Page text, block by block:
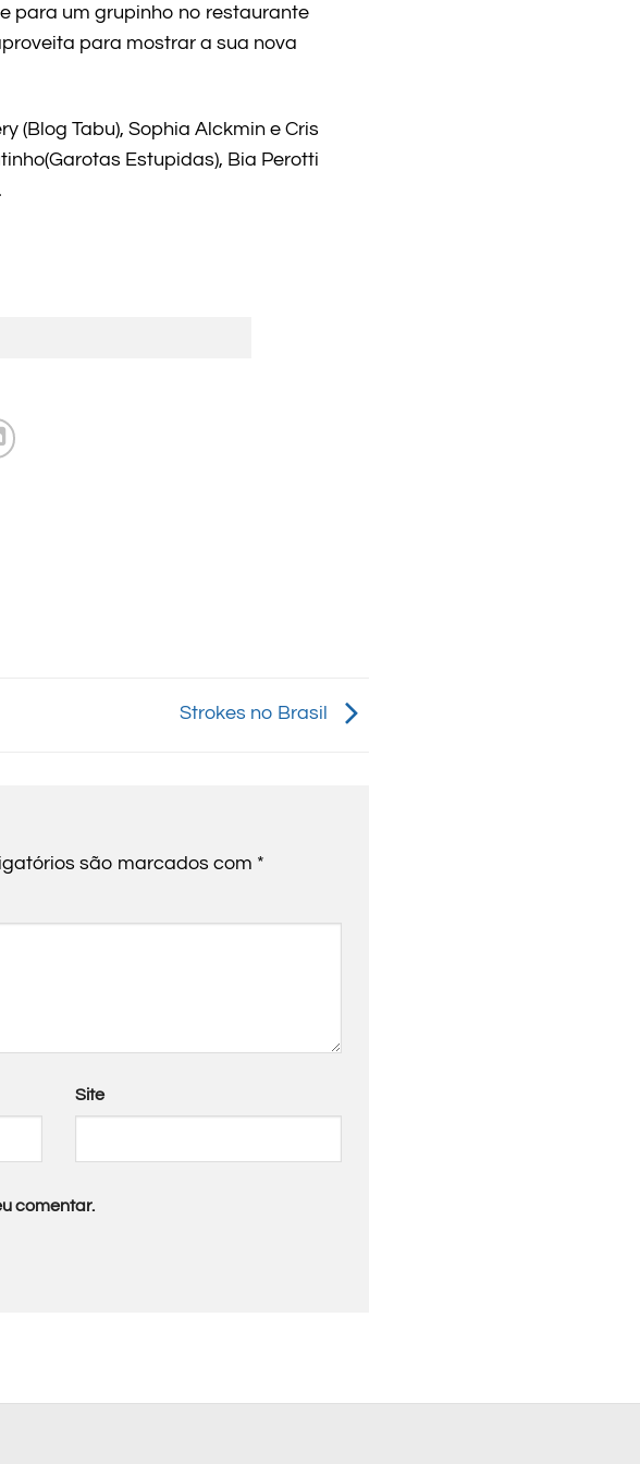
para um grupinho no restaurante
para mostrar a sua nova
(Blog Tabu), Sophia Alckmin e Cris
Estupidas), Bia Perotti
Strokes no Brasil
são marcados com *
Site
comentar.